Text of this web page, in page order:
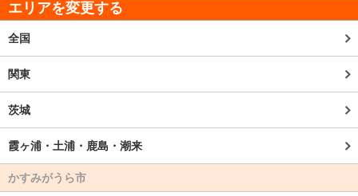
エリアを変更する
全国
関東
茨城
霞ヶ浦・土浦・鹿島・潮来
かすみがうら市